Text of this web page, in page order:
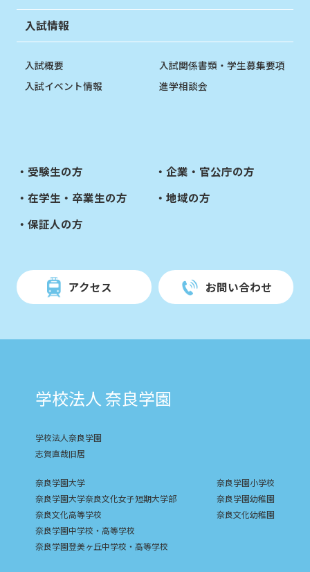
入試情報
入試概要
入試イベント情報
入試関係書類・学生募集要項
進学相談会
受験生の方
在学生・卒業生の方
保証人の方
企業・官公庁の方
地域の方
アクセス お問い合わせ
学校法人 奈良学園
学校法人奈良学園
志賀直哉旧居
奈良学園大学
奈良学園大学奈良文化女子短期大学部
奈良文化高等学校
奈良学園中学校・高等学校
奈良学園登美ヶ丘中学校・高等学校
奈良学園小学校
奈良学園幼稚園
奈良文化幼稚園